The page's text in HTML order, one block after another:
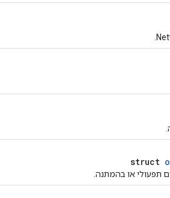
struct
תפעולי או בהמתנה.